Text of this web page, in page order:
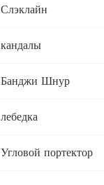
Слэклайн
кандалы
Банджи Шнур
лебедка
Угловой портектор